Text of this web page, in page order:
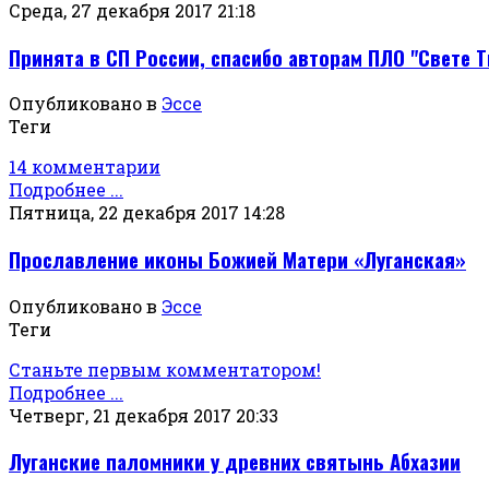
Среда, 27 декабря 2017 21:18
Принята в СП России, спасибо авторам ПЛО "Свете
Опубликовано в Эссе
Теги
14 комментарии
Подробнее ...
Пятница, 22 декабря 2017 14:28
Прославление иконы Божией Матери «Луганская»
Опубликовано в Эссе
Теги
Станьте первым комментатором!
Подробнее ...
Четверг, 21 декабря 2017 20:33
Луганские паломники у древних святынь Абхазии